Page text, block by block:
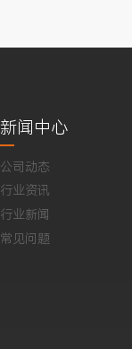
新闻中心
公司动态
行业资讯
行业新闻
常见问题